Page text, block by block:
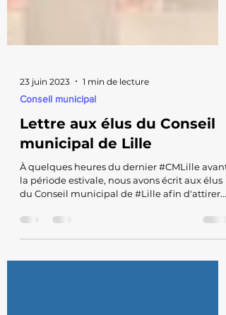
1 min de lecture
Conseil municipal
Lettre aux élus du Conseil
municipal de Lille
À quelques heures du dernier #CMLille avant
du Conseil municipal de #Lille afin d'attirer...